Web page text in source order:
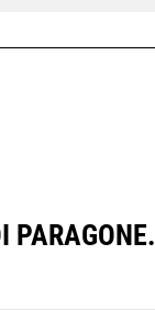
PARAGONE.